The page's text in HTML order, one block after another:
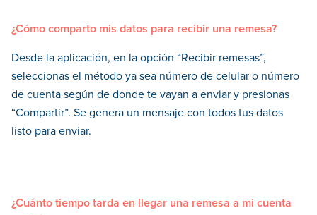
¿Cómo comparto mis datos para recibir una remesa?
Desde la aplicación, en la opción “Recibir remesas”,
seleccionas el método ya sea número de celular o número
de cuenta según de donde te vayan a enviar y presionas
“Compartir”. Se genera un mensaje con todos tus datos
listo para enviar.
¿Cuánto tiempo tarda en llegar una remesa a mi cuenta